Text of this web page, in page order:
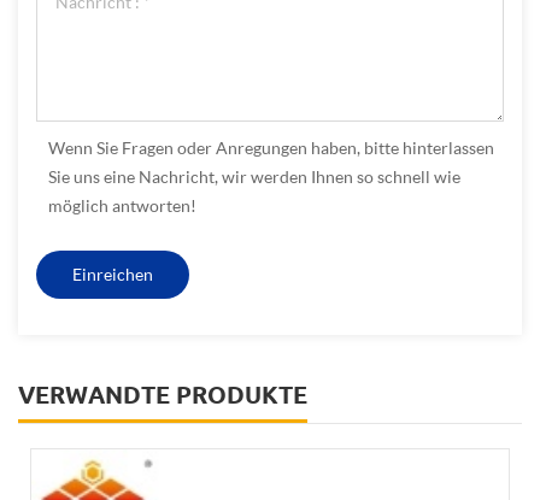
Wenn Sie Fragen oder Anregungen haben, bitte hinterlassen
Sie uns eine Nachricht, wir werden Ihnen so schnell wie
möglich antworten!
VERWANDTE PRODUKTE